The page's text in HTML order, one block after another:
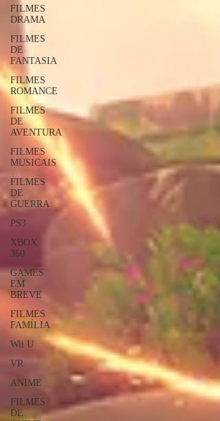
FILMES
DRAMA
FILMES
DE
FANTASIA
FILMES
ROMANCE
FILMES
DE
AVENTURA
FILMES
MUSICAIS
FILMES
DE
GUERRA
PS3
XBOX
360
GAMES
EM
BREVE
FILMES
FAMÍLIA
Wii U
VR
ANIME
FILMES
DE